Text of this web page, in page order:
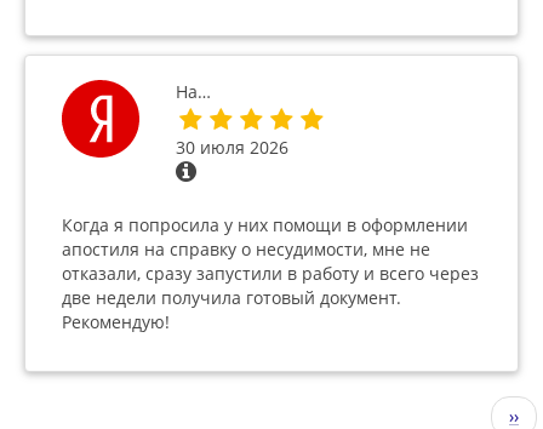
На…
30 июля 2026
Когда я попросила у них помощи в оформлении
апостиля на справку о несудимости, мне не
отказали, сразу запустили в работу и всего через
две недели получила готовый документ.
Рекомендую!
››